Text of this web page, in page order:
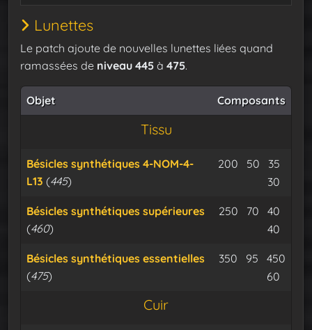
Lunettes
Le patch ajoute de nouvelles lunettes liées quand
ramassées de niveau 445 à 475.
Objet Composants
Tissu
Bésicles synthétiques 4-NOM-4-
L13 (445)
200 Minerai
50 Minerai
35
30
Bésicles synthétiques supérieures
(460)
250 Minerai
70 Minerai
40
40
Bésicles synthétiques essentielles
(475)
350 Minerai
95 Minerai
450
Cable
60
Cuir